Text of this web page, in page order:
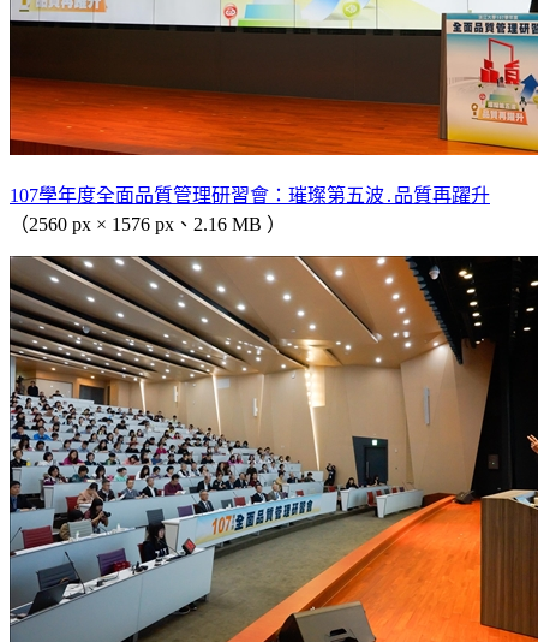
107學年度全面品質管理研習會：璀璨第五波․品質再躍升
（2560 px × 1576 px、2.16 MB ）